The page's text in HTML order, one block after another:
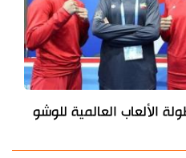
الألعاب العالمية للوشو